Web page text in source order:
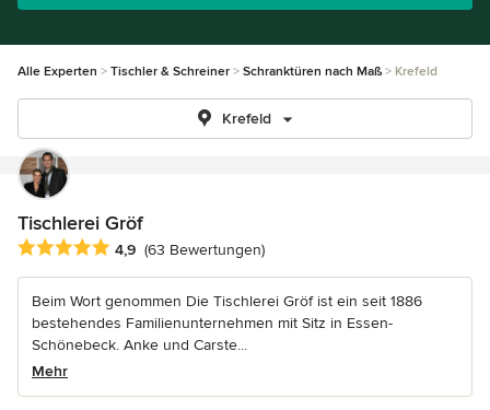
Alle Experten Tischler & Schreiner Schranktüren nach Maß Krefeld
Krefeld
Tischlerei Gröf
Durchschnittliche Bewertung: 4.9 von 5 Sternen
4,9 (63 Bewertungen)
Beim Wort genommen Die Tischlerei Gröf ist ein seit 1886
bestehendes Familienunternehmen mit Sitz in Essen-
Schönebeck. Anke und Carste...
Mehr